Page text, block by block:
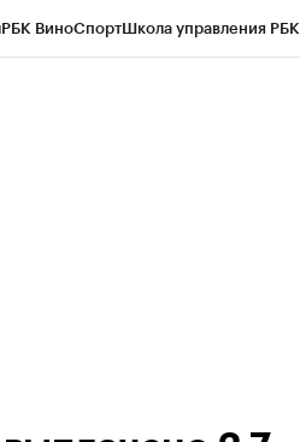
РБК ВиноСпортШкола управления РБК